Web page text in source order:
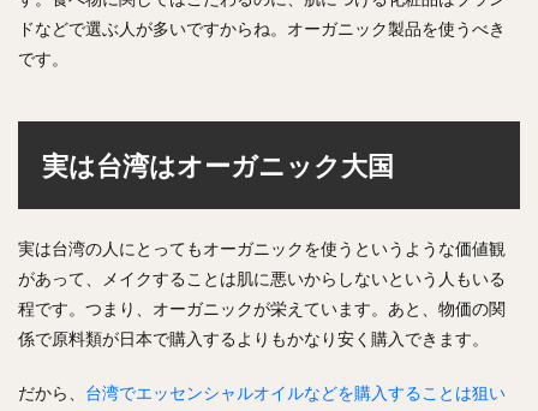
ドなどで選ぶ人が多いですからね。オーガニック製品を使うべき
です。
実は台湾はオーガニック大国
実は台湾の人にとってもオーガニックを使うというような価値観
があって、メイクすることは肌に悪いからしないという人もいる
程です。つまり、オーガニックが栄えています。あと、物価の関
係で原料類が日本で購入するよりもかなり安く購入できます。
だから、 台湾でエッセンシャルオイルなどを購入することは狙い